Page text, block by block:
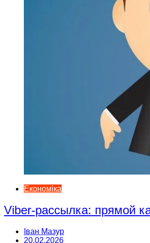
Економіка
Viber-рассылка: прямой
Іван Мазур
20.02.2026